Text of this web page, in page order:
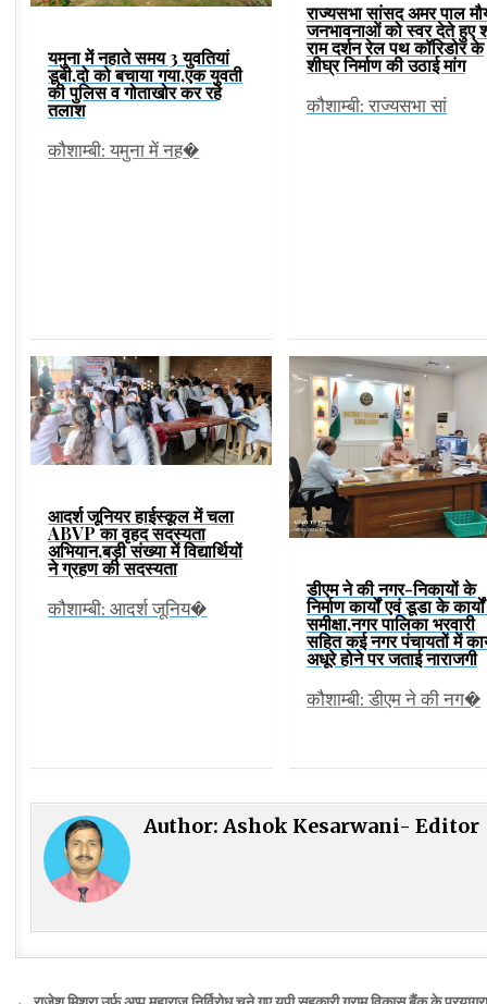
यमुना में नहाते समय 3 युवतियां
डूबी,दो को बचाया गया,एक युवती
की पुलिस व गोताखोर कर रहे
तलाश
कौशाम्बी: यमुना में नह�
राज्यसभा सांसद अमर पाल
जनभावनाओं को स्वर देते हुए
राम दर्शन रेल पथ कॉरिडोर के
शीघ्र निर्माण की उठाई मांग
कौशाम्बी: राज्यसभा सां
आदर्श जूनियर हाईस्कूल में चला
ABVP का वृहद सदस्यता
अभियान,बड़ी संख्या में विद्यार्थियों
ने ग्रहण की सदस्यता
कौशाम्बी: आदर्श जूनिय�
डीएम ने की नगर-निकायों के
निर्माण कार्यों एवं डूडा के
समीक्षा,नगर पालिका भरवारी
सहित कई नगर पंचायतों में
अधूरे होने पर जताई नाराजगी
कौशाम्बी: डीएम ने की नग�
Author:Ashok Kesarwani- Editor